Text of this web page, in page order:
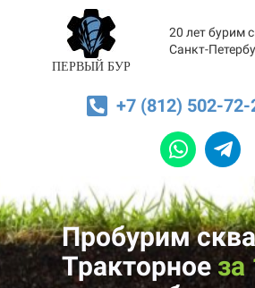
ПЕРВЫЙ БУР
20 лет бурим
Санкт-
+7 (812) 502-72-
Пробурим
Тракторноеза